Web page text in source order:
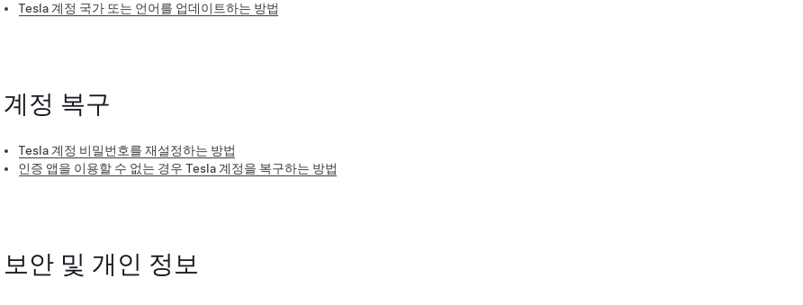
Tesla 계정 국가 또는 언어를 업데이트하는 방법
계정 복구
Tesla 계정 비밀번호를 재설정하는 방법
인증 앱을 이용할 수 없는 경우 Tesla 계정을 복구하는 방법
보안 및 개인 정보